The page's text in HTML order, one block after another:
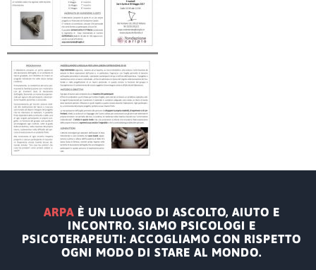
ARPAÈ UN LUOGO DI ASCOLTO, AIUTO E
INCONTRO. SIAMO PSICOLOGI E
PSICOTERAPEUTI: ACCOGLIAMO CON RISPETTO
OGNI MODO DI STARE AL MONDO.